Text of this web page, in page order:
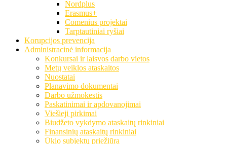
Nordplus
Erasmus+
Comenius projektai
Tarptautiniai ryšiai
Korupcijos prevencija
Administracinė informacija
Konkursai ir laisvos darbo vietos
Metų veiklos ataskaitos
Nuostatai
Planavimo dokumentai
Darbo užmokestis
Paskatinimai ir apdovanojimai
Viešieji pirkimai
Biudžeto vykdymo ataskaitų rinkiniai
Finansinių ataskaitų rinkiniai
Ūkio subjektų priežiūra